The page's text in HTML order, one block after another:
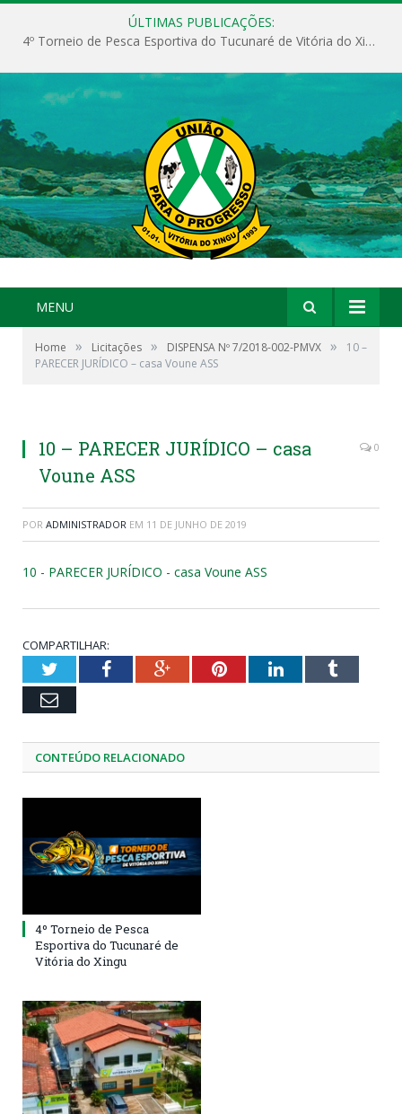
ÚLTIMAS PUBLICAÇÕES:
4º Torneio de Pesca Esportiva do Tucunaré de Vitória do Xingu
MENU
Home » Licitações » DISPENSA Nº 7/2018-002-PMVX »
10 –
PARECER JURÍDICO – casa Voune ASS
10 – PARECER JURÍDICO – casa
Voune ASS
0
POR ADMINISTRADOR EM 11 DE JUNHO DE 2019
10 - PARECER JURÍDICO - casa Voune ASS
COMPARTILHAR:
TwitterFacebookGoogle+PinterestLinkedInTumblr
Email
CONTEÚDO RELACIONADO
4º Torneio de Pesca
Esportiva do Tucunaré de
Vitória do Xingu